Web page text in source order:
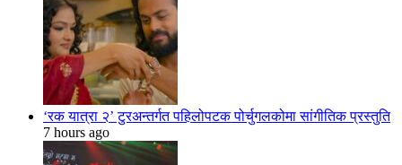
‘रक यात्रा २’ टुरअन्तर्गत पहिलोपटक पोर्चुगलकोमा सांगीतिक प्रस्तुति
7 hours ago